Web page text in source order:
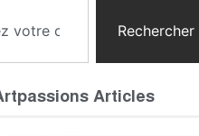
Rechercher
Articles